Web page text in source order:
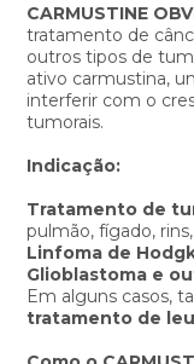
CARMUSTINE
tratamento de
outros tipos de
ativo carmustina,
interferir com o
tumorais.
Indicação:
Tratamento de
pulmão, fígado,
Linfoma de
Glioblastoma e
Em alguns casos,
tratamento de